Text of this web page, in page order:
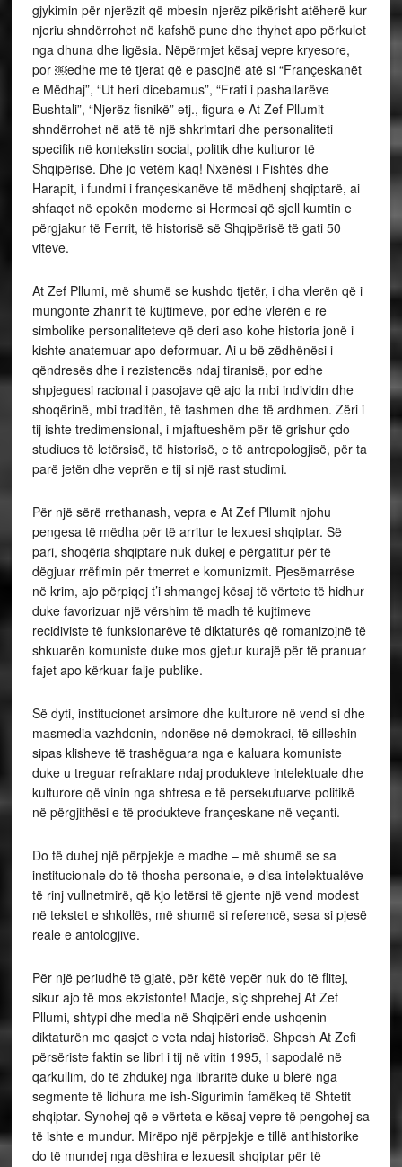
gjykimin për njerëzit që mbesin njerëz pikërisht atëherë kur
njeriu shndërrohet në kafshë pune dhe thyhet apo përkulet
nga dhuna dhe ligësia. Nëpërmjet kësaj vepre kryesore,
por ￼edhe me të tjerat që e pasojnë atë si “Françeskanët
e Mëdhaj”, “Ut heri dicebamus”, “Frati i pashallarëve
Bushtali”, “Njerëz fisnikë” etj., figura e At Zef Pllumit
shndërrohet në atë të një shkrimtari dhe personaliteti
specifik në kontekstin social, politik dhe kulturor të
Shqipërisë. Dhe jo vetëm kaq! Nxënësi i Fishtës dhe
Harapit, i fundmi i françeskanëve të mëdhenj shqiptarë, ai
shfaqet në epokën moderne si Hermesi që sjell kumtin e
përgjakur të Ferrit, të historisë së Shqipërisë të gati 50
viteve.
At Zef Pllumi, më shumë se kushdo tjetër, i dha vlerën që i
mungonte zhanrit të kujtimeve, por edhe vlerën e re
simbolike personaliteteve që deri aso kohe historia jonë i
kishte anatemuar apo deformuar. Ai u bë zëdhënësi i
qëndresës dhe i rezistencës ndaj tiranisë, por edhe
shpjeguesi racional i pasojave që ajo la mbi individin dhe
shoqërinë, mbi traditën, të tashmen dhe të ardhmen. Zëri i
tij ishte tredimensional, i mjaftueshëm për të grishur çdo
studiues të letërsisë, të historisë, e të antropologjisë, për ta
parë jetën dhe veprën e tij si një rast studimi.
Për një sërë rrethanash, vepra e At Zef Pllumit njohu
pengesa të mëdha për të arritur te lexuesi shqiptar. Së
pari, shoqëria shqiptare nuk dukej e përgatitur për të
dëgjuar rrëfimin për tmerret e komunizmit. Pjesëmarrëse
në krim, ajo përpiqej t’i shmangej kësaj të vërtete të hidhur
duke favorizuar një vërshim të madh të kujtimeve
recidiviste të funksionarëve të diktaturës që romanizojnë të
shkuarën komuniste duke mos gjetur kurajë për të pranuar
fajet apo kërkuar falje publike.
Së dyti, institucionet arsimore dhe kulturore në vend si dhe
masmedia vazhdonin, ndonëse në demokraci, të silleshin
sipas klisheve të trashëguara nga e kaluara komuniste
duke u treguar refraktare ndaj produkteve intelektuale dhe
kulturore që vinin nga shtresa e të persekutuarve politikë
në përgjithësi e të produkteve françeskane në veçanti.
Do të duhej një përpjekje e madhe – më shumë se sa
institucionale do të thosha personale, e disa intelektualëve
të rinj vullnetmirë, që kjo letërsi të gjente një vend modest
në tekstet e shkollës, më shumë si referencë, sesa si pjesë
reale e antologjive.
Për një periudhë të gjatë, për këtë vepër nuk do të flitej,
sikur ajo të mos ekzistonte! Madje, siç shprehej At Zef
Pllumi, shtypi dhe media në Shqipëri ende ushqenin
diktaturën me qasjet e veta ndaj historisë. Shpesh At Zefi
përsëriste faktin se libri i tij në vitin 1995, i sapodalë në
qarkullim, do të zhdukej nga libraritë duke u blerë nga
segmente të lidhura me ish-Sigurimin famëkeq të Shtetit
shqiptar. Synohej që e vërteta e kësaj vepre të pengohej sa
të ishte e mundur. Mirëpo një përpjekje e tillë antihistorike
do të mundej nga dëshira e lexuesit shqiptar për të